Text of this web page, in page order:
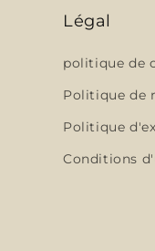
Légal
politique de
Politique de
Politique
Conditions